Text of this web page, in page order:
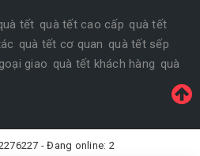
tết quà tết cao cấp quà tết
quà tết cơ quan quà tết sếp
giao quà tết khách hàng quà
- Đang online: 2